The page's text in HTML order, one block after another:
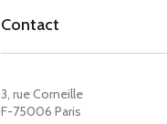
Contact
3, rue Corneille
F-75006 Paris